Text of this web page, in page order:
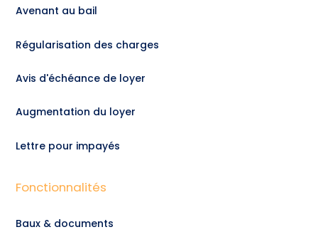
Avenant au bail
Régularisation des charges
Avis d'échéance de loyer
Augmentation du loyer
Lettre pour impayés
Fonctionnalités
Baux & documents